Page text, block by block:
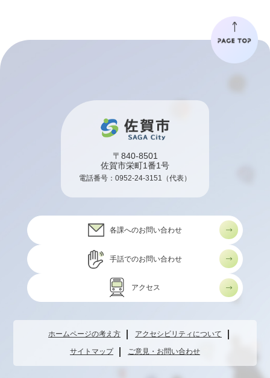
〒840-8501
佐賀市栄町1番1号
電話番号： 0952-24-3151 （代表）
各課へのお問い合わせ
手話でのお問い合わせ
アクセス
ホームページの考え方 アクセシビリティについて
サイトマップ ご意見・お問い合わせ